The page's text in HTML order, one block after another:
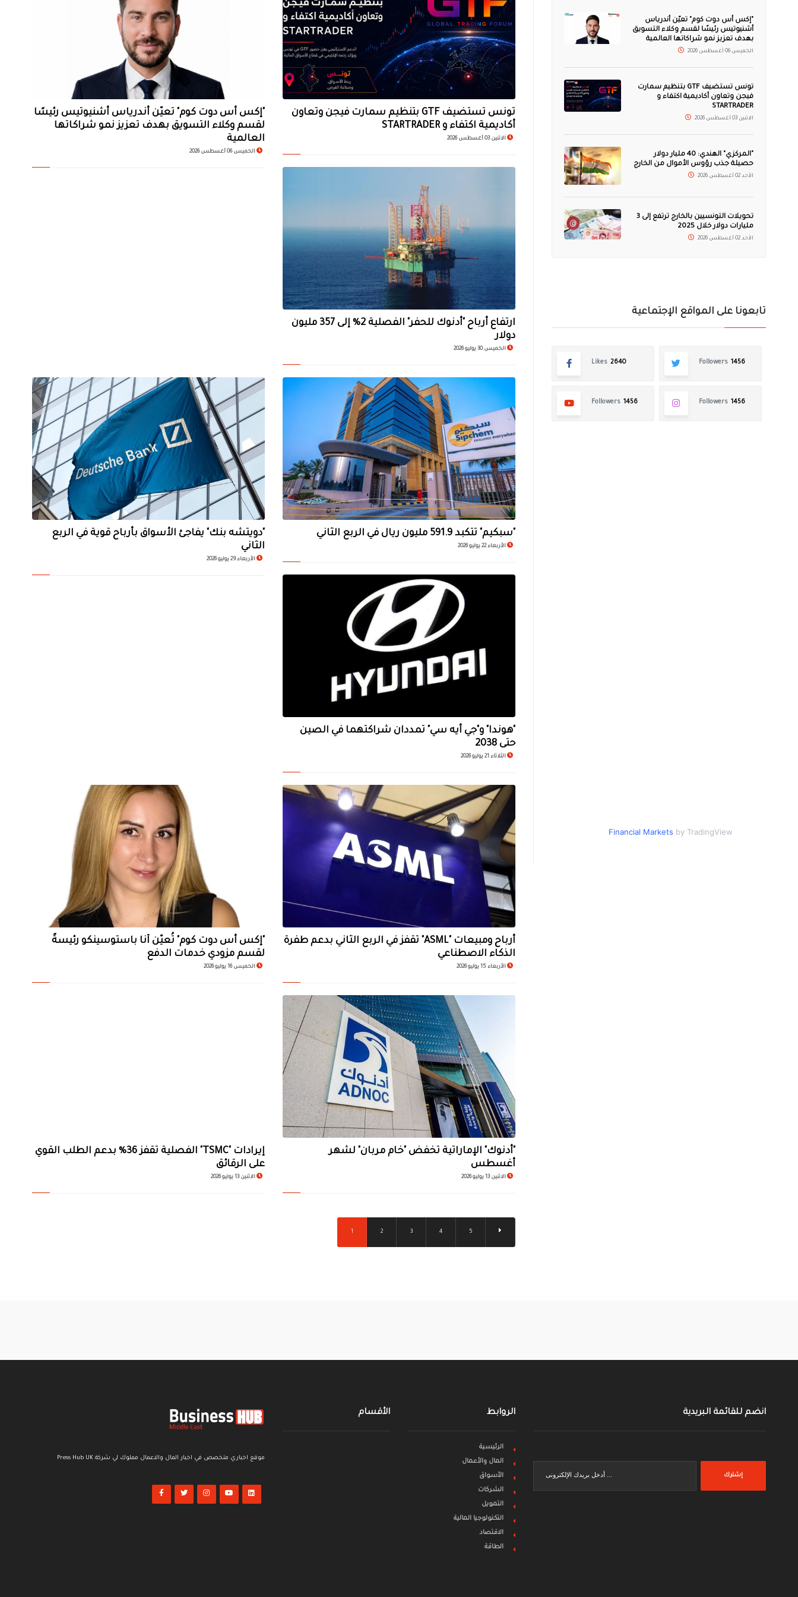
"إكس أس دوت كوم" تعيّن أندرياس أشنيوتيس رئيسًا
لقسم وكلاء التسويق بهدف تعزيز نمو شراكاتها
العالمية
الخميس 06 أغسطس 2026
تونس تستضيف GTF بتنظيم سمارت فيجن وتعاون
أكاديمية اكتفاء و STARTRADER
الاثنين 03 أغسطس 2026
ارتفاع أرباح "أدنوك للحفر" الفصلية 2% إلى 357 مليون
دولار
الخميس 30 يوليو 2026
"دويتشه بنك" يفاجئ الأسواق بأرباح قوية في الربع
الثاني
الأربعاء 29 يوليو 2026
"سبكيم" تتكبد 591.9 مليون ريال في الربع الثاني
الأربعاء 22 يوليو 2026
"هوندا" و"جي أيه سي" تمددان شراكتهما في الصين
حتى 2038
الثلاثاء 21 يوليو 2026
"إكس أس دوت كوم" تُعيّن آنا باستوسينكو رئيسةً
لقسم مزودي خدمات الدفع
الخميس 16 يوليو 2026
أرباح ومبيعات "ASML" تقفز في الربع الثاني بدعم طفرة
الذكاء الاصطناعي
الأربعاء 15 يوليو 2026
إيرادات "TSMC" الفصلية تقفز 36% بدعم الطلب القوي
على الرقائق
الاثنين 13 يوليو 2026
"أدنوك" الإماراتية تخفض "خام مربان" لشهر
أغسطس
الاثنين 13 يوليو 2026
1 2 3 4 5
"إكس أس دوت كوم" تعيّن أندرياس
أشنيوتيس رئيسًا لقسم وكلاء التسويق
بهدف تعزيز نمو شراكاتها العالمية
الخميس 06 أغسطس 2026
تونس تستضيف GTF بتنظيم سمارت
فيجن وتعاون أكاديمية اكتفاء و
STARTRADER
الاثنين 03 أغسطس 2026
"المركزي" الهندي: 40 مليار دولار
حصيلة جذب رؤوس الأموال من الخارج
الأحد 02 أغسطس 2026
تحويلات التونسيين بالخارج ترتفع إلى 3
مليارات دولار خلال 2025
الأحد 02 أغسطس 2026
تابعونا على المواقع الإجتماعية
Likes 2640 Followers 1456
Followers 1456 Followers 1456
Financial Markets by TradingView
موقع اخباري متخصص في اخبار المال والاعمال مملوك لي شركة Press Hub UK
الأقسام الروابط
الرئيسية
المال والأعمال
الأسواق
الشركات
التمويل
التكنولوجيا المالية
الاقتصاد
الطاقة
انضم للقائمة البريدية
إشترك